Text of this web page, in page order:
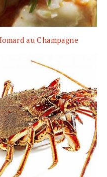
au Champagne